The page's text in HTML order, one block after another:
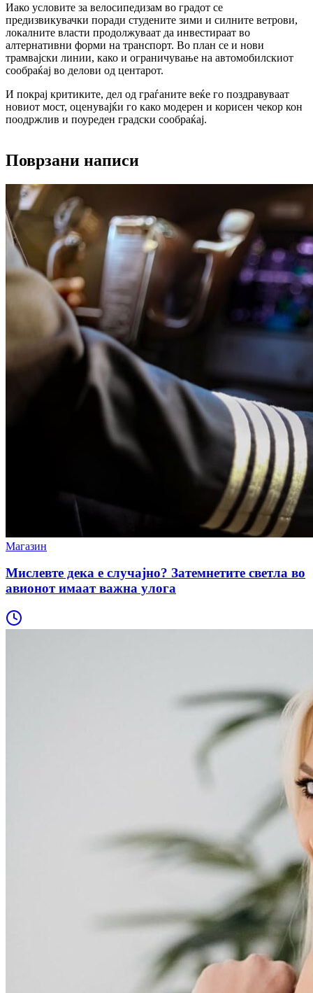
Иако условите за велосипедизам во градот се
предизвикувачки поради студените зими и силните ветрови,
локалните власти продолжуваат да инвестираат во
алтернативни форми на транспорт. Во план се и нови
трамвајски линии, како и ограничување на автомобилскиот
сообраќај во делови од центарот.
И покрај критиките, дел од граѓаните веќе го поздравуваат
новиот мост, оценувајќи го како модерен и корисен чекор кон
поодржлив и поуреден градски сообраќај.
Поврзани написи
Магазин
Мислевте дека е случајно? Затемнетите светла во
авионот имаат важна улога